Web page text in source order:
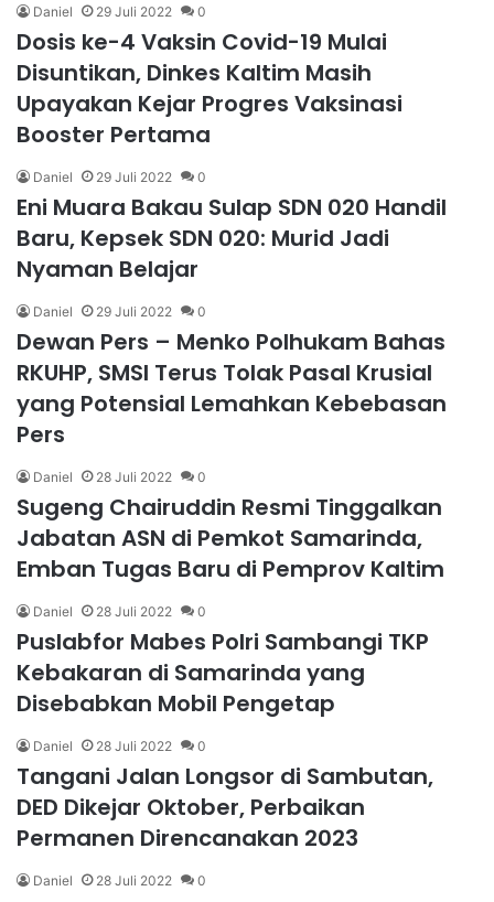
Daniel 29 Juli 2022 0
Dosis ke-4 Vaksin Covid-19 Mulai
Disuntikan, Dinkes Kaltim Masih
Upayakan Kejar Progres Vaksinasi
Booster Pertama
Daniel 29 Juli 2022 0
Eni Muara Bakau Sulap SDN 020 Handil
Baru, Kepsek SDN 020: Murid Jadi
Nyaman Belajar
Daniel 29 Juli 2022 0
Dewan Pers – Menko Polhukam Bahas
RKUHP, SMSI Terus Tolak Pasal Krusial
yang Potensial Lemahkan Kebebasan
Pers
Daniel 28 Juli 2022 0
Sugeng Chairuddin Resmi Tinggalkan
Jabatan ASN di Pemkot Samarinda,
Emban Tugas Baru di Pemprov Kaltim
Daniel 28 Juli 2022 0
Puslabfor Mabes Polri Sambangi TKP
Kebakaran di Samarinda yang
Disebabkan Mobil Pengetap
Daniel 28 Juli 2022 0
Tangani Jalan Longsor di Sambutan,
DED Dikejar Oktober, Perbaikan
Permanen Direncanakan 2023
Daniel 28 Juli 2022 0